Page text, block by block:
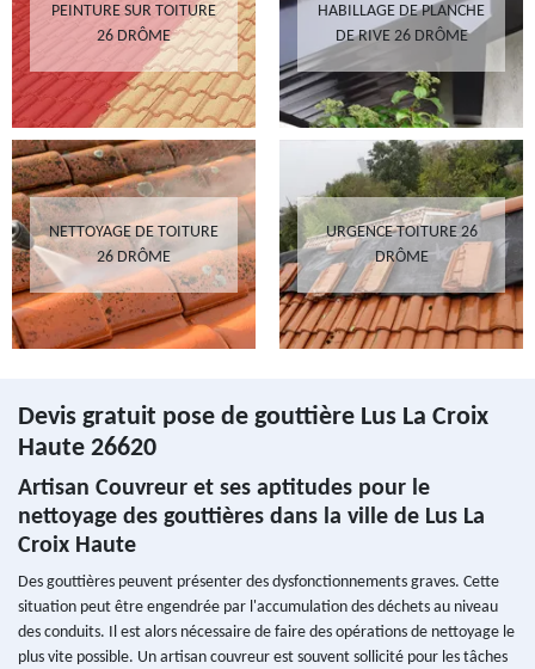
PEINTURE SUR TOITURE
26 DRÔME
HABILLAGE DE PLANCHE
DE RIVE 26 DRÔME
NETTOYAGE DE TOITURE
26 DRÔME
URGENCE TOITURE 26
DRÔME
Devis gratuit pose de gouttière Lus La Croix
Haute 26620
Artisan Couvreur et ses aptitudes pour le
nettoyage des gouttières dans la ville de Lus La
Croix Haute
Des gouttières peuvent présenter des dysfonctionnements graves. Cette
situation peut être engendrée par l'accumulation des déchets au niveau
des conduits. Il est alors nécessaire de faire des opérations de nettoyage le
plus vite possible. Un artisan couvreur est souvent sollicité pour les tâches